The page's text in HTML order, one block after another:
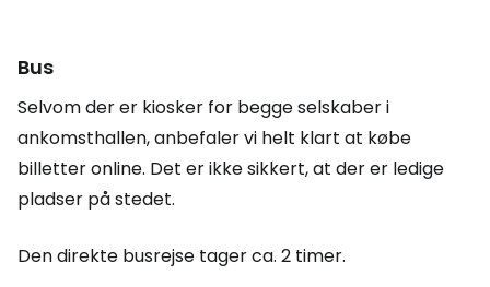
Bus
Selvom der er kiosker for begge selskaber i
ankomsthallen, anbefaler vi helt klart at købe
billetter online. Det er ikke sikkert, at der er ledige
pladser på stedet.
Den direkte busrejse tager ca. 2 timer.